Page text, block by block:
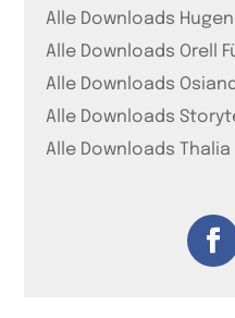
Alle Downloads
Alle Downloads Orell
Alle Downloads
Alle Downloads
Alle Downloads Thalia